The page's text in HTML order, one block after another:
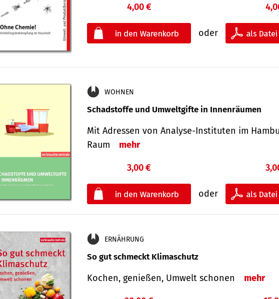
4,00 €
oder
WOHNEN
Schadstoffe und Umweltgifte in Innenräumen
Mit Adressen von Analyse-Insti­tuten im
Raum
mehr
3,00 €
oder
ERNÄHRUNG
So gut schmeckt Klimaschutz
Kochen, genießen, Umwelt schonen mehr